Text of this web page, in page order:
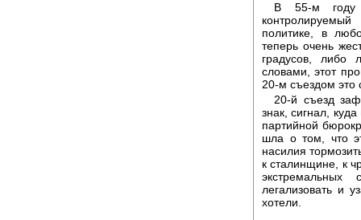
В 55-м году
политике, в
теперь очень
градусов, либо
словами, этот
20-м съездом это
20-й съезд
знак, сигнал,
партийной
шла о том, что
насилия
к сталинщине, к
легализовать и
хотели.